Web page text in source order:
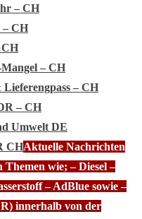
– CH
CH
CH
– CH
– CH
– CH
Umwelt DE
CHAktuelle Nachrichten
Themen wie; – Diesel –
– AdBlue sowie –
innerhalb von der